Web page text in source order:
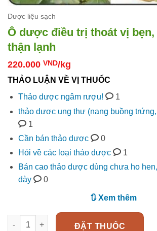
Dược liệu sạch
Ô dược điều trị thoát vị
thận lạnh
220.000 VND/kg
THẢO LUẬN VỀ VỊ THUỐC
Thảo dược ngâm rượu!
1
thảo dược ung thư (nang buồng
1
Cần bán thảo dược
0
Hỏi về các loại thảo dược
1
Bán cao thảo dược dùng chưa ho
dày
0
🔃 Xem thêm
Ô dược điều trị thoát vị bẹn, tiểu đêm do
ĐẶT THUỐC